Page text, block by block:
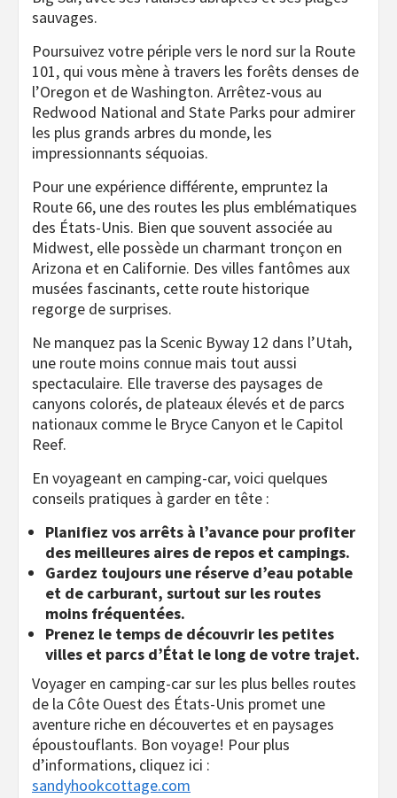
sauvages.
Poursuivez votre périple vers le nord sur la Route
101, qui vous mène à travers les forêts denses de
l’Oregon et de Washington. Arrêtez-vous au
Redwood National and State Parks pour admirer
les plus grands arbres du monde, les
impressionnants séquoias.
Pour une expérience différente, empruntez la
Route 66, une des routes les plus emblématiques
des États-Unis. Bien que souvent associée au
Midwest, elle possède un charmant tronçon en
Arizona et en Californie. Des villes fantômes aux
musées fascinants, cette route historique
regorge de surprises.
Ne manquez pas la Scenic Byway 12 dans l’Utah,
une route moins connue mais tout aussi
spectaculaire. Elle traverse des paysages de
canyons colorés, de plateaux élevés et de parcs
nationaux comme le Bryce Canyon et le Capitol
Reef.
En voyageant en camping-car, voici quelques
conseils pratiques à garder en tête :
Planifiez vos arrêts à l’avance pour profiter
des meilleures aires de repos et campings.
Gardez toujours une réserve d’eau potable
et de carburant, surtout sur les routes
moins fréquentées.
Prenez le temps de découvrir les petites
villes et parcs d’État le long de votre trajet.
Voyager en camping-car sur les plus belles routes
de la Côte Ouest des États-Unis promet une
aventure riche en découvertes et en paysages
époustouflants. Bon voyage! Pour plus
d’informations, cliquez ici :
sandyhookcottage.com